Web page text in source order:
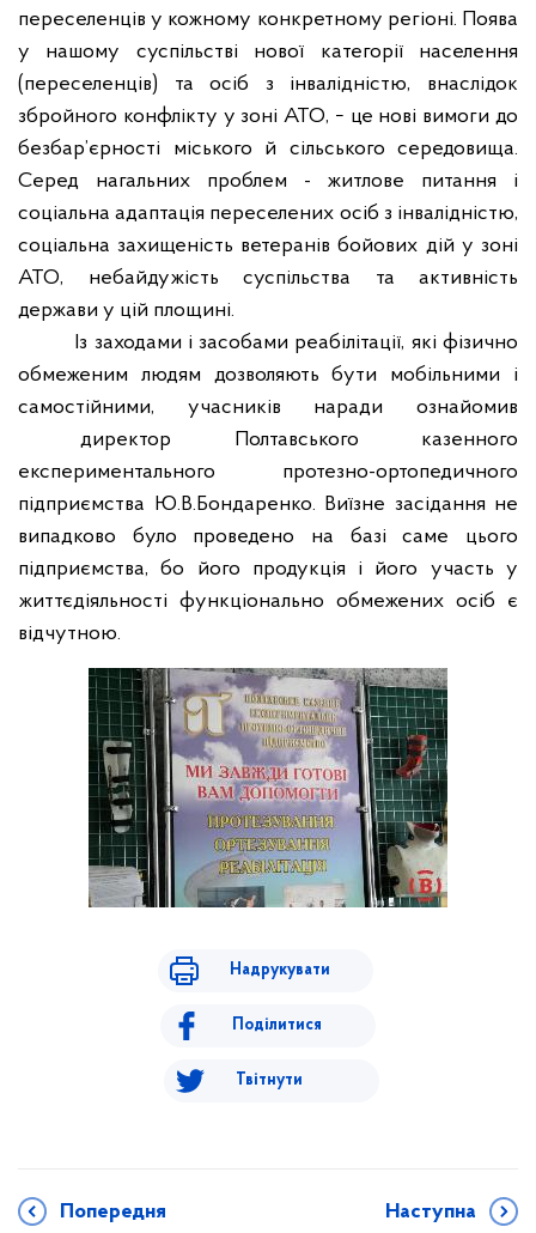
переселенців у кожному конкретному регіоні. Поява
у нашому суспільстві нової категорії населення
(переселенців) та осіб з інвалідністю, внаслідок
збройного конфлікту у зоні АТО, − це нові вимоги до
безбар’єрності міського й сільського середовища.
Серед нагальних проблем - житлове питання і
соціальна адаптація переселених осіб з інвалідністю,
соціальна захищеність ветеранів бойових дій у зоні
АТО, небайдужість суспільства та активність
держави у цій площині.
Із заходами і засобами реабілітації, які фізично
обмеженим людям дозволяють бути мобільними і
самостійними, учасників наради ознайомив
директор Полтавського казенного
експериментального протезно-ортопедичного
підприємства Ю.В.Бондаренко. Виїзне засідання не
випадково було проведено на базі саме цього
підприємства, бо його продукція і його участь у
життєдіяльності функціонально обмежених осіб є
відчутною.
Надрукувати
Поділитися
Твітнути
Попередня Наступна